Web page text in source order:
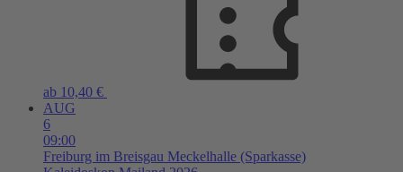
ab 10,40 €
AUG
6
09:00
Freiburg im Breisgau Meckelhalle (Sparkasse)